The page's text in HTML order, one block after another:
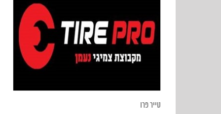
טייר פרו